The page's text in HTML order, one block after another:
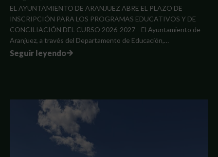
EL AYUNTAMIENTO DE ARANJUEZ ABRE EL PLAZO DE
INSCRIPCIÓN PARA LOS PROGRAMAS EDUCATIVOS Y DE
CONCILIACIÓN DEL CURSO 2026-2027 El Ayuntamiento de
Aranjuez, a través del Departamento de Educación,…
Seguir leyendo